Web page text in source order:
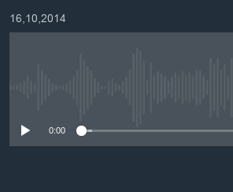
ຫາ
ຊອກຂ່າວ​ຈີນ
ຊີວິດຊາວລາວ
16,10,2014
0:00